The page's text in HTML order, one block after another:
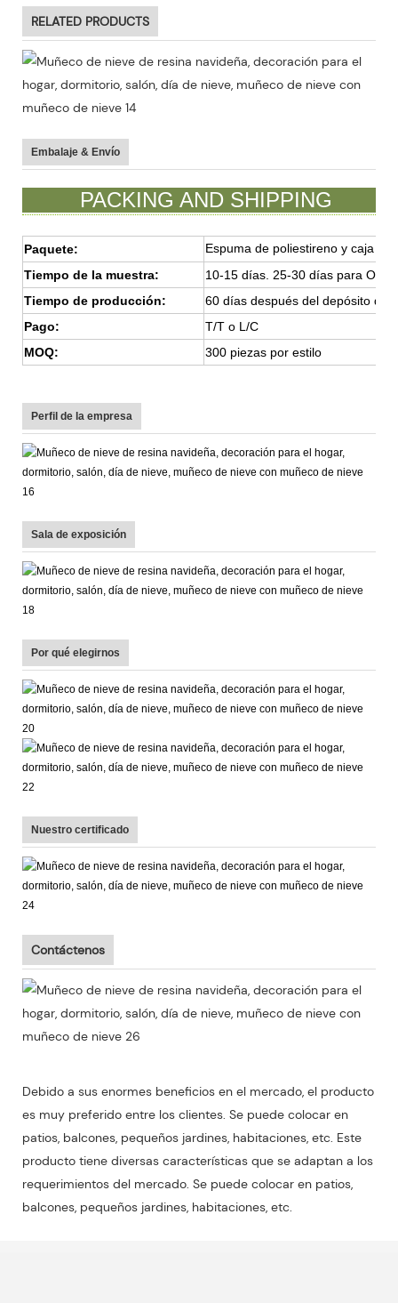
RELATED PRODUCTS
Embalaje & Envío
PACKING AND SHIPPING
Paquete:
Espuma de poliestireno y caja
Tiempo de la muestra:
10-15 días. 25-30 días para
Tiempo de producción:
60 días después del depósito del
Pago:
T/T o L/C
MOQ:
300 piezas por estilo
Perfil de la empresa
Sala de exposición
Por qué elegirnos
Nuestro certificado
Contáctenos
Debido a sus enormes beneficios en el mercado, el producto
es muy preferido entre los clientes. Se puede colocar en
patios, balcones, pequeños jardines, habitaciones, etc. Este
producto tiene diversas características que se adaptan a los
requerimientos del mercado. Se puede colocar en patios,
balcones, pequeños jardines, habitaciones, etc.